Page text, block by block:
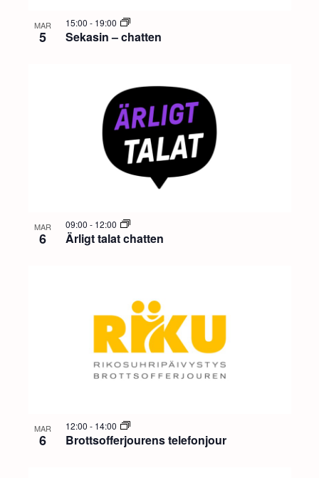
MAR
5 Sekasin – chatten
15:00 - 19:00
MAR
6 Ärligt talat chatten
09:00 - 12:00
MAR
6 Brottsofferjourens telefonjour
12:00 - 14:00